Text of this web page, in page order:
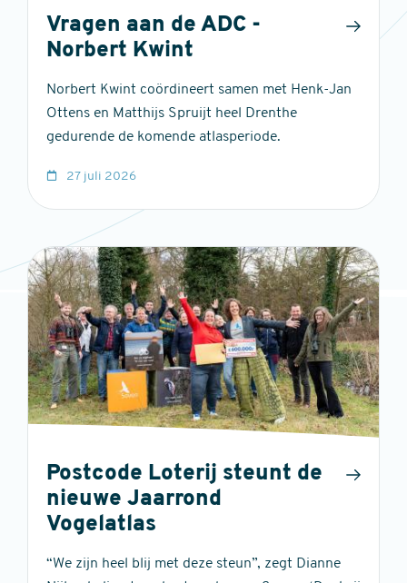
Vragen aan de ADC -
Norbert Kwint
Norbert Kwint coördineert samen met Henk-Jan
Ottens en Matthijs Spruijt heel Drenthe
gedurende de komende atlasperiode.
27 juli 2026
Postcode Loterij steunt de
nieuwe Jaarrond
Vogelatlas
“We zijn heel blij met deze steun”, zegt Dianne